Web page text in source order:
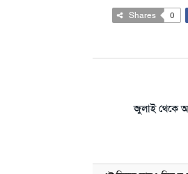
Shares 0
জুলাই থেকে